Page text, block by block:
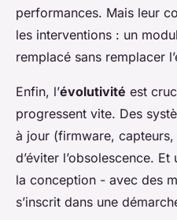
performances. Mais leur
les interventions : un
remplacé sans remplacer
Enfin, l’évolutivité est
progressent vite. Des
à jour (firmware,
d’éviter l’obsolescence.
la conception - avec des
s’inscrit dans une